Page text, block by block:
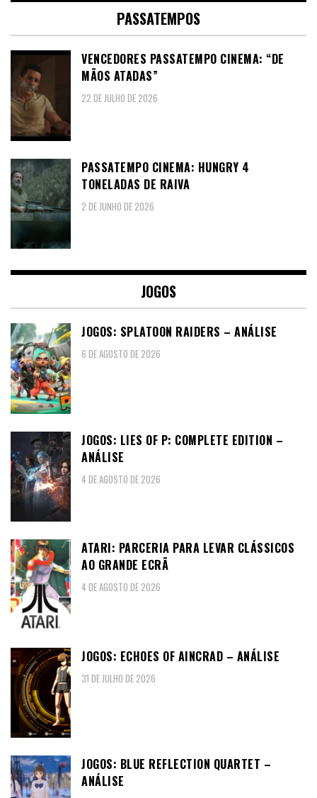
PASSATEMPOS
VENCEDORES PASSATEMPO CINEMA: “DE
MÃOS ATADAS”
22 DE JULHO DE 2026
PASSATEMPO CINEMA: HUNGRY 4
TONELADAS DE RAIVA
2 DE JUNHO DE 2026
JOGOS
JOGOS: SPLATOON RAIDERS – ANÁLISE
6 DE AGOSTO DE 2026
JOGOS: LIES OF P: COMPLETE EDITION –
ANÁLISE
4 DE AGOSTO DE 2026
ATARI: PARCERIA PARA LEVAR CLÁSSICOS
AO GRANDE ECRÃ
4 DE AGOSTO DE 2026
JOGOS: ECHOES OF AINCRAD – ANÁLISE
31 DE JULHO DE 2026
JOGOS: BLUE REFLECTION QUARTET –
ANÁLISE